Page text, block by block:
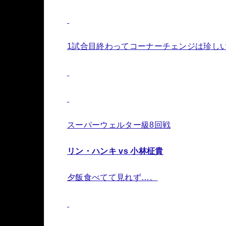
1試合目終わってコーナーチェンジは珍し
スーパーウェルター級8回戦
リン・ハンキ vs 小林柾貴
夕飯食べてて見れず…。